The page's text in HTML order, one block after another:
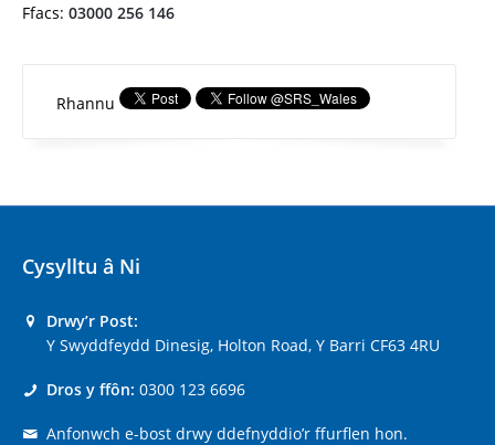
Ffacs: 03000 256 146
Rhannu
Cysylltu â Ni
Drwy’r Post:
Y Swyddfeydd Dinesig, Holton Road, Y Barri CF63 4RU
Dros y ffôn: 0300 123 6696
Anfonwch e-bost drwy ddefnyddio’r ffurflen hon.